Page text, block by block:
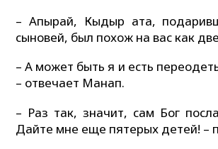
– Апырай, Кыдыр ата,
сыновей, был похож на вас как
– А может быть я и есть
– отвечает Манап.
– Раз так, значит, сам Бог
Дайте мне еще пятерых детей! –